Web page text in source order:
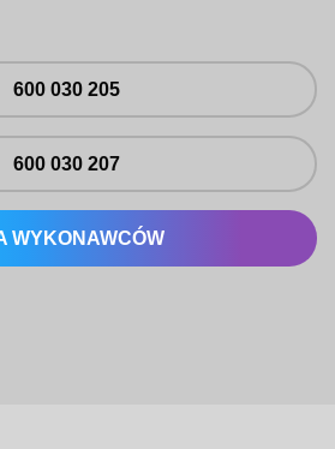
600 030 205
600 030 207
WYKONAWCÓW